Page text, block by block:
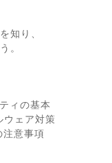
知り、
。
ィの基本
ウェア対策
注意事項